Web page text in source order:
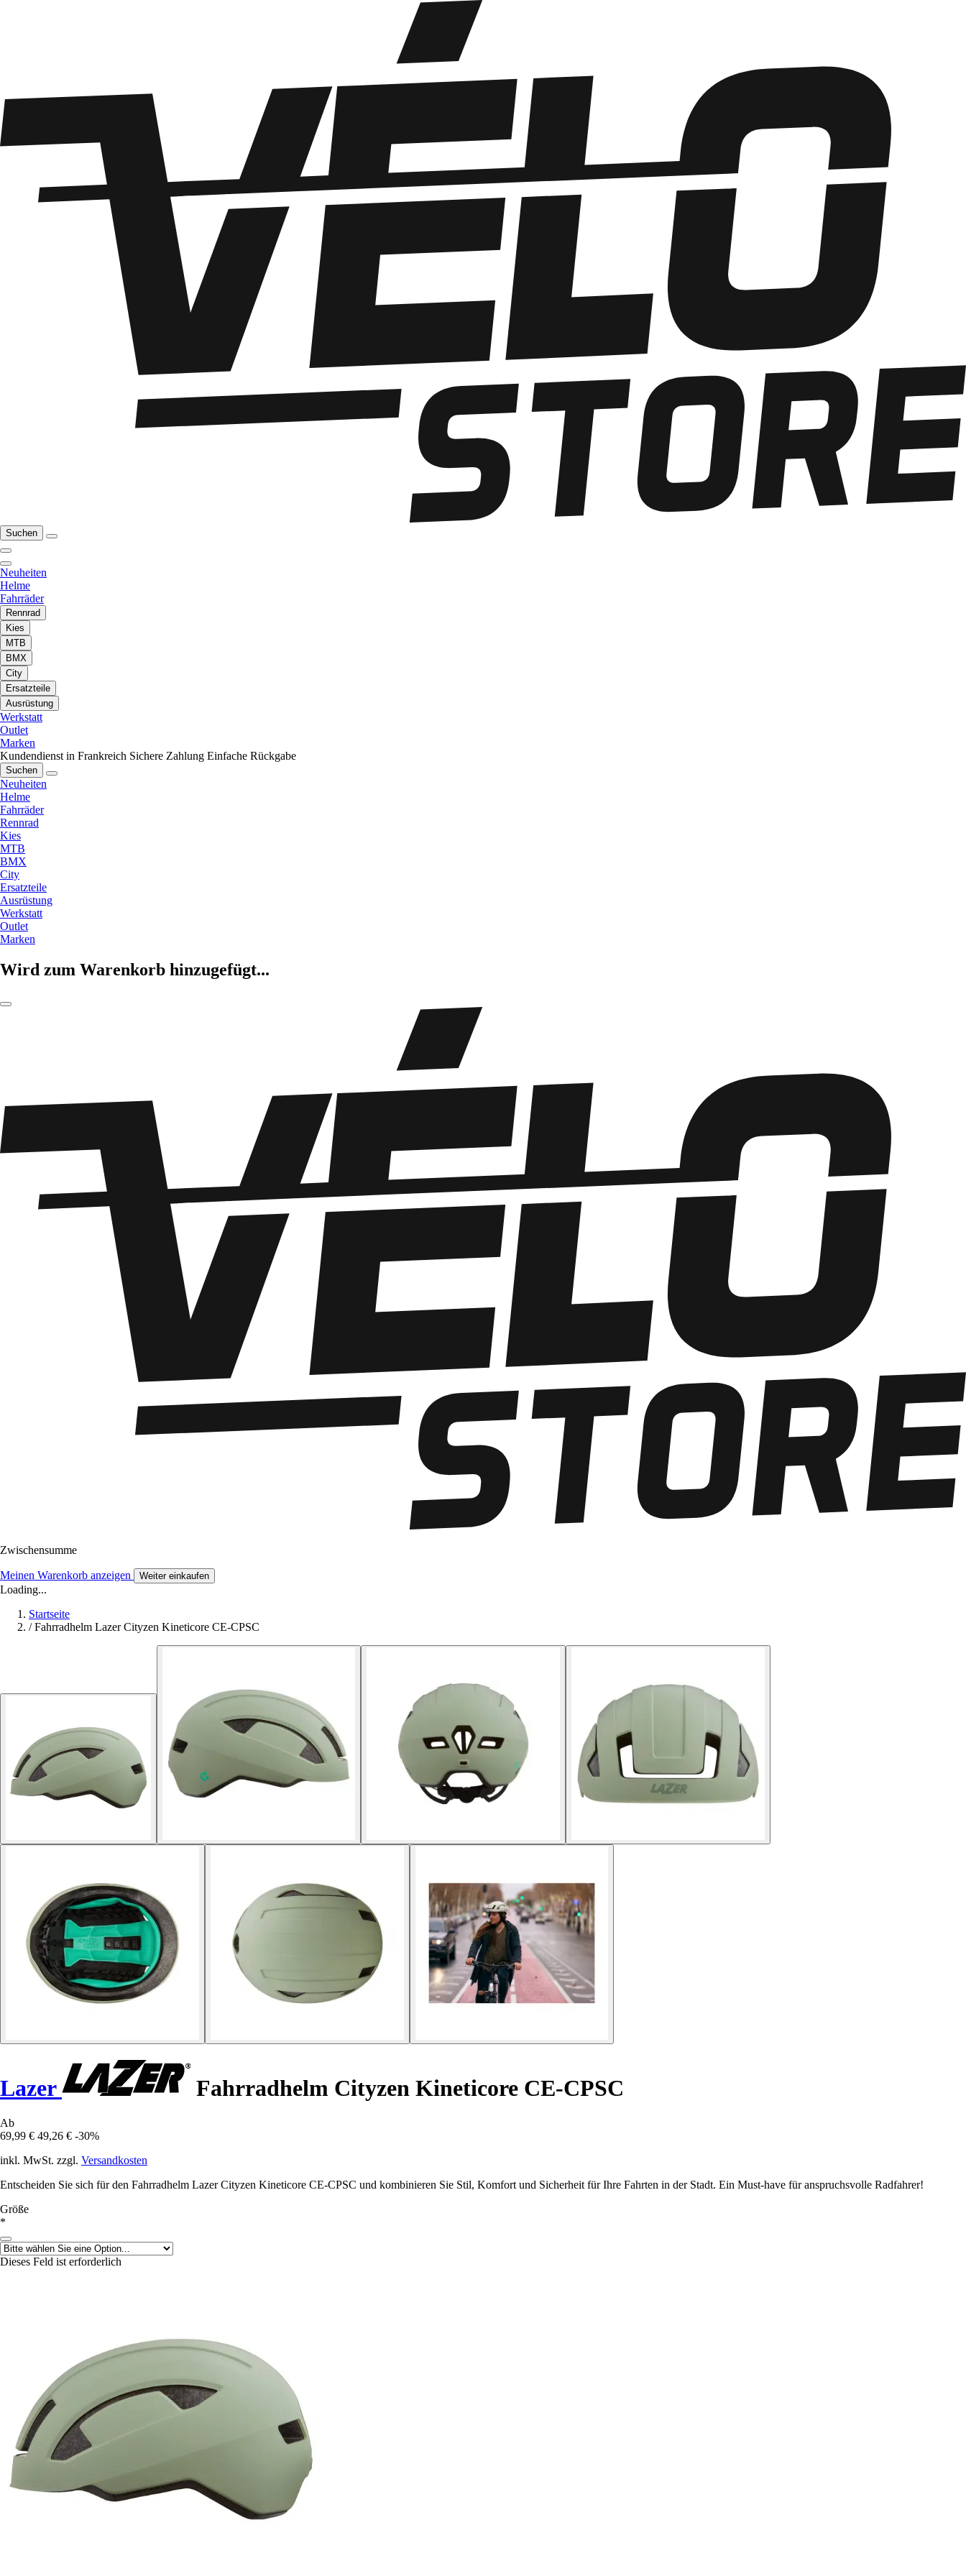
Suchen
Neuheiten
Helme
Fahrräder
Rennrad
Kies
MTB
BMX
City
Ersatzteile
Ausrüstung
Werkstatt
Outlet
Marken
Kundendienst in Frankreich Sichere Zahlung Einfache Rückgabe
Suchen
Neuheiten
Helme
Fahrräder
Rennrad
Kies
MTB
BMX
City
Ersatzteile
Ausrüstung
Werkstatt
Outlet
Marken
Wird zum Warenkorb hinzugefügt...
Zwischensumme
Meinen Warenkorb anzeigen Weiter einkaufen
Loading...
Startseite
/ Fahrradhelm Lazer Cityzen Kineticore CE-CPSC
Lazer Fahrradhelm Cityzen Kineticore CE-CPSC
Ab
69,99 € 49,26 € -30%
inkl. MwSt. zzgl. Versandkosten
Entscheiden Sie sich für den Fahrradhelm Lazer Cityzen Kineticore CE-CPSC und kombinieren Sie Stil, Komfort und Sicherheit für Ihre Fahrten in der Stadt. Ein Must-have für anspruchsvolle Radfahrer!
Größe
*
Dieses Feld ist erforderlich